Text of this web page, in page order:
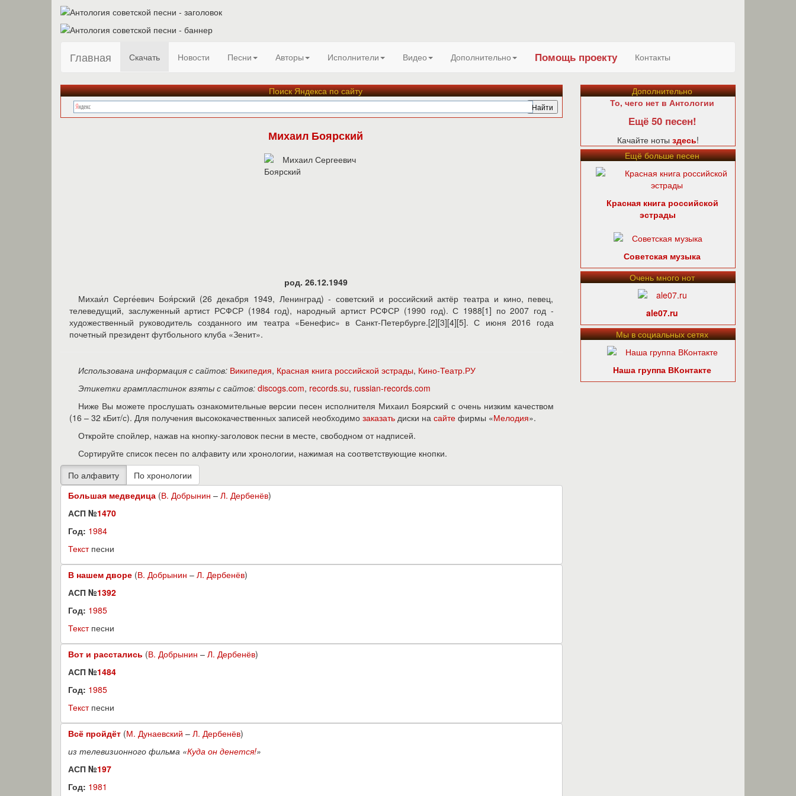
Главная Скачать Новости Песни Авторы Исполнители Видео Дополнительно Помощь проекту Контакты
Поиск Яндекса по сайту
Михаил Боярский
род. 26.12.1949
Михаи́л Серге́евич Боя́рский (26 декабря 1949, Ленинград) - советский и российский актёр театра и кино, певец,
телеведущий, заслуженный артист РСФСР (1984 год), народный артист РСФСР (1990 год). С 1988[1] по 2007 год -
художественный руководитель созданного им театра «Бенефис» в Санкт-Петербурге.[2][3][4][5]. С июня 2016 года
почетный президент футбольного клуба «Зенит».
Использована информация с сайтов: Википедия, Красная книга российской эстрады, Кино-Театр.РУ
Этикетки грампластинок взяты с сайтов: discogs.com, records.su, russian-records.com
Ниже Вы можете прослушать ознакомительные версии песен исполнителя Михаил Боярский с очень низким качеством
(16 – 32 кБит/с). Для получения высококачественных записей необходимо заказать диски на сайте фирмы «Мелодия».
Откройте спойлер, нажав на кнопку-заголовок песни в месте, свободном от надписей.
Сортируйте список песен по алфавиту или хронологии, нажимая на соответствующие кнопки.
Большая медведица (В. Добрынин – Л. Дербенёв)
АСП №1470
Год: 1984
Текстпесни
В нашем дворе (В. Добрынин – Л. Дербенёв)
АСП №1392
Год: 1985
Текстпесни
Вот и расстались (В. Добрынин – Л. Дербенёв)
АСП №1484
Год: 1985
Текстпесни
Всё пройдёт (М. Дунаевский – Л. Дербенёв)
из телевизионного фильма «Куда он денется!»
АСП №197
Год: 1981
Дополнительно
То, чего нет в Антологии
Ещё 50 песен!
Качайте ноты здесь!
Ещё больше песен
Красная книга российской
эстрады
Советская музыка
Очень много нот
ale07.ru
Мы в социальных сетях
Наша группа ВКонтакте